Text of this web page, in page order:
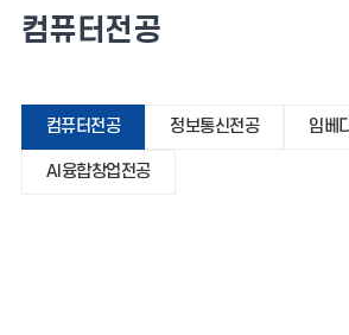
컴퓨터전공
컴퓨터전공 정보통신전공 임베
AI융합창업전공